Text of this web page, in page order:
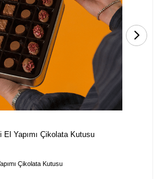
Yapımı Çikolata Kutusu
Çikolata Kutusu